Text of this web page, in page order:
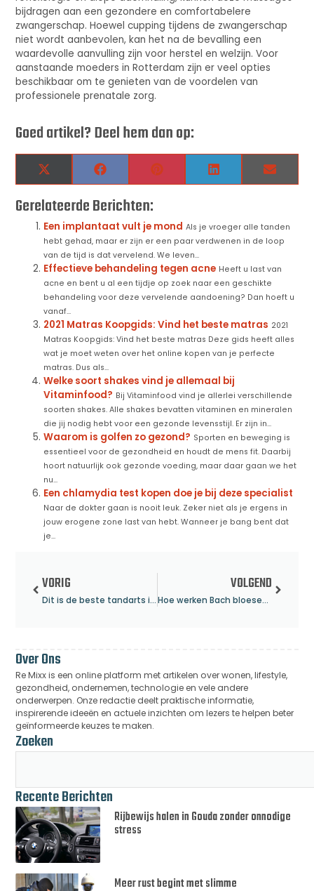
bijdragen aan een gezondere en comfortabelere
zwangerschap. Hoewel cupping tijdens de zwangerschap
niet wordt aanbevolen, kan het na de bevalling een
waardevolle aanvulling zijn voor herstel en welzijn. Voor
aanstaande moeders in Rotterdam zijn er veel opties
beschikbaar om te genieten van de voordelen van
professionele prenatale zorg.
Goed artikel? Deel hem dan op:
X
(Twitter)
Facebook Pinterest LinkedIn Email
Gerelateerde Berichten:
Een implantaat vult je mond Als je vroeger alle tanden
hebt gehad, maar er zijn er een paar verdwenen in de loop
van de tijd is dat vervelend. We leven...
Effectieve behandeling tegen acne Heeft u last van
acne en bent u al een tijdje op zoek naar een geschikte
behandeling voor deze vervelende aandoening? Dan hoeft u
vanaf...
2021 Matras Koopgids: Vind het beste matras 2021
Matras Koopgids: Vind het beste matras Deze gids heeft alles
wat je moet weten over het online kopen van je perfecte
matras. Dus als...
Welke soort shakes vind je allemaal bij
Vitaminfood? Bij Vitaminfood vind je allerlei verschillende
soorten shakes. Alle shakes bevatten vitaminen en mineralen
die jij nodig hebt voor een gezonde levensstijl. Er zijn in...
Waarom is golfen zo gezond? Sporten en beweging is
essentieel voor de gezondheid en houdt de mens fit. Daarbij
hoort natuurlijk ook gezonde voeding, maar daar gaan we het
nu...
Een chlamydia test kopen doe je bij deze specialist
Naar de dokter gaan is nooit leuk. Zeker niet als je ergens in
jouw erogene zone last van hebt. Wanneer je bang bent dat
je...
VORIG
Dit is de beste tandarts in Arnhem voor tandheelkundige zorg
VOLGEND
Hoe werken Bach bloesemremedies?
Over Ons
Re Mixx is een online platform met artikelen over wonen, lifestyle,
gezondheid, ondernemen, technologie en vele andere
onderwerpen. Onze redactie deelt praktische informatie,
inspirerende ideeën en actuele inzichten om lezers te helpen beter
geïnformeerde keuzes te maken.
Zoeken
Recente Berichten
Rijbewijs halen in Gouda zonder onnodige
stress
Meer rust begint met slimme